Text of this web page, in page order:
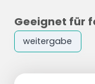
Geeignet für
weitergabe